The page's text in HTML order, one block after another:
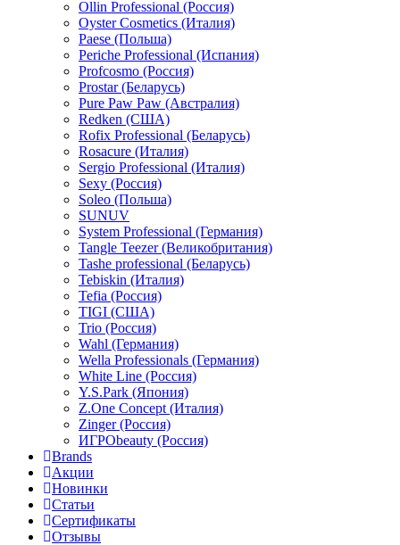
Ollin Professional (Россия)
Oyster Cosmetics (Италия)
Paese (Польша)
Periche Professional (Испания)
Profcosmo (Россия)
Prostar (Беларусь)
Pure Paw Paw (Австралия)
Redken (США)
Rofix Professional (Беларусь)
Rosacure (Италия)
Sergio Professional (Италия)
Sexy (Россия)
Soleo (Польша)
SUNUV
System Professional (Германия)
Tangle Teezer (Великобритания)
Tashe professional (Беларусь)
Tebiskin (Италия)
Tefia (Россия)
TIGI (США)
Trio (Россия)
Wahl (Германия)
Wella Professionals (Германия)
White Line (Россия)
Y.S.Park (Япония)
Z.One Concept (Италия)
Zinger (Россия)
ИГРОbeauty (Россия)
Brands
Акции
Новинки
Статьи
Сертификаты
Отзывы